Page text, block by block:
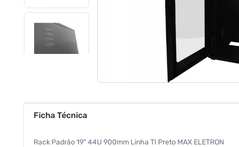
Ficha Técnica
Rack Padrão 19" 44U 900mm Linha TI Preto MAX ELETRON